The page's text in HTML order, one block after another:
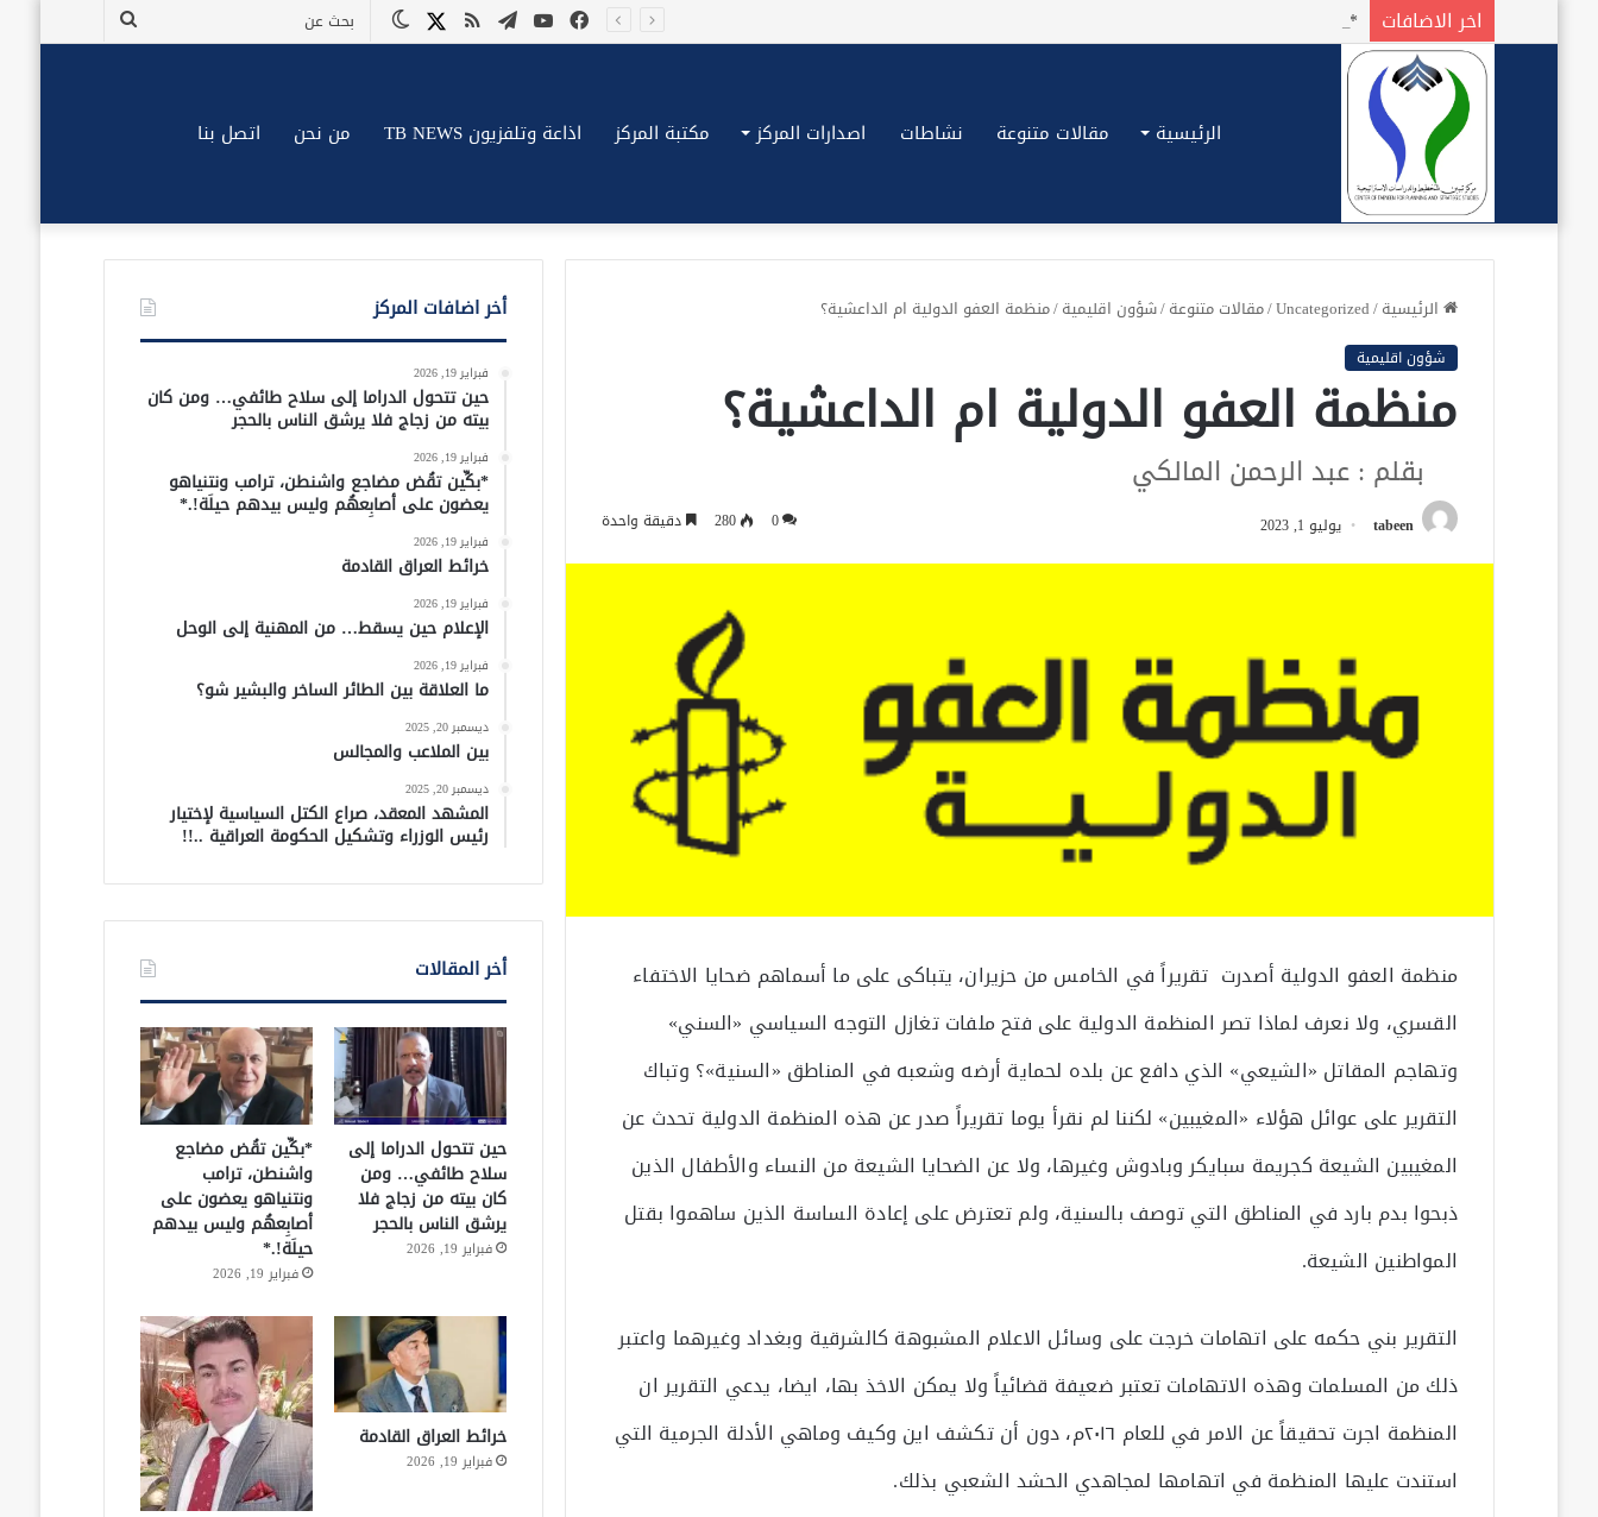
اخر الاضافات
بحث
الوضع X ملخص
تيلقراميوتيوب
فيسبوك
الرئيسية مقالات متنوعة نشاطات اصدارات المركز مكتبة المركز اذاعة وتلفزيون TB NEWS من نحن اتصل بنا
الرئيسية/
Uncategorized
/مقالات متنوعة/شؤون اقليمية/منظمة العفو الدولية ام الداعشية؟
شؤون اقليمية
منظمة العفو الدولية ام الداعشية؟
بقلم : عبد الرحمن المالكي
tabeen يوليو 1, 2023 0
280 دقيقة واحدة
منظمة العفو الدولية أصدرت تقريراً في الخامس من حزيران، يتباكى على ما أسماهم ضحايا الاختفاء
القسري، ولا نعرف لماذا تصر المنظمة الدولية على فتح ملفات تغازل التوجه السياسي «السني»
وتهاجم المقاتل «الشيعي» الذي دافع عن بلده لحماية أرضه وشعبه في المناطق «السنية»؟ وتباك
التقرير على عوائل هؤلاء «المغيبين» لكننا لم نقرأ يوما تقريراً صدر عن هذه المنظمة الدولية تحدث عن
المغيبين الشيعة كجريمة سبايكر وبادوش وغيرها، ولا عن الضحايا الشيعة من النساء والأطفال الذين
ذبحوا بدم بارد في المناطق التي توصف بالسنية، ولم تعترض على إعادة الساسة الذين ساهموا بقتل
المواطنين الشيعة.
التقرير بني حكمه على اتهامات خرجت على وسائل الاعلام المشبوهة كالشرقية وبغداد وغيرهما واعتبر
ذلك من المسلمات وهذه الاتهامات تعتبر ضعيفة قضائياً ولا يمكن الاخذ بها، ايضا، يدعي التقرير ان
المنظمة اجرت تحقيقاً عن الامر في للعام ٢٠١٦م، دون أن تكشف اين وكيف وماهي الأدلة الجرمية التي
استندت عليها المنظمة في اتهامها لمجاهدي الحشد الشعبي بذلك.
أخر اضافات المركز
فبراير 19, 2026
حين تتحول الدراما إلى سلاح طائفي… ومن كان
بيته من زجاج فلا يرشق الناس بالحجر
فبراير 19, 2026
*بكِّين تقُض مضاجع واشنطن، ترامب ونتنياهو
يعضون على أصابِعهُم وليس بيدهم حيلَة!.*
فبراير 19, 2026
خرائط العراق القادمة
فبراير 19, 2026
الإعلام حين يسقط… من المهنية إلى الوحل
فبراير 19, 2026
ما العلاقة بين الطائر الساخر والبشير شو؟
ديسمبر 20, 2025
بين الملاعب والمجالس
ديسمبر 20, 2025
المشهد المعقد، صراع الكتل السياسية لإختيار
رئيس الوزراء وتشكيل الحكومة العراقية ..!!
أخر المقالات
حين تتحول الدراما إلى
سلاح طائفي… ومن
كان بيته من زجاج فلا
يرشق الناس بالحجر
فبراير 19, 2026
*بكِّين تقُض مضاجع
واشنطن، ترامب
ونتنياهو يعضون على
أصابِعهُم وليس بيدهم
حيلَة!.*
فبراير 19, 2026
خرائط العراق القادمة
فبراير 19, 2026